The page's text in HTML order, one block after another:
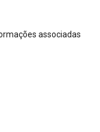
associadas